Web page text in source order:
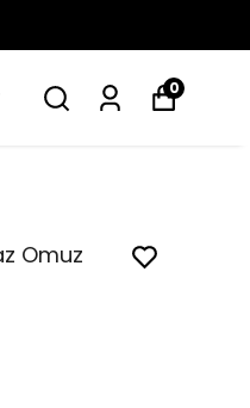
0
Omuz